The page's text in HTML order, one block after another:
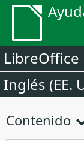
LibreOffice
Inglés (EE.
Contenido